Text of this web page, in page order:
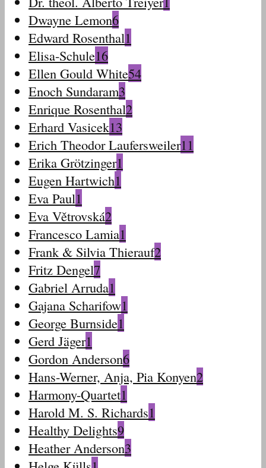
Dwayne Lemon6
Edward Rosenthal1
Elisa-Schule16
Ellen Gould White54
Enoch Sundaram3
Enrique Rosenthal2
Erhard Vasicek13
Erich Theodor Laufersweiler11
Erika Grötzinger1
Eugen Hartwich1
Eva Paul1
Eva Větrovská2
Francesco Lamia1
Frank & Silvia Thierauf2
Fritz Dengel7
Gabriel Arruda1
Gajana Scharifow1
George Burnside1
Gerd Jäger1
Gordon Anderson6
Hans-Werner, Anja, Pia Konyen2
Harmony-Quartet1
Harold M. S. Richards1
Healthy Delights9
Heather Anderson3